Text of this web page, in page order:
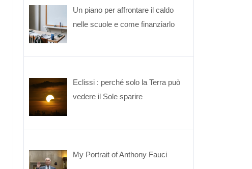
Un piano per affrontare il caldo
nelle scuole e come finanziarlo
Eclissi : perché solo la Terra può
vedere il Sole sparire
My Portrait of Anthony Fauci